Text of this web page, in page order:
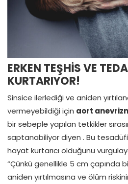
ERKEN TEŞHİS VE
KURTARIYOR!
Sinsice ilerlediği ve aniden
vermeyebildiği için aort
bir sebeple yapılan tetkikler
saptanabiliyor diyen . Bu
hayat kurtarıcı olduğunu
“Çünkü genellikle 5 cm çapında
aniden yırtılmasına ve ölüm